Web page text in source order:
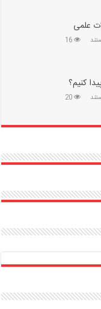
علمی
16
کنیم؟
20